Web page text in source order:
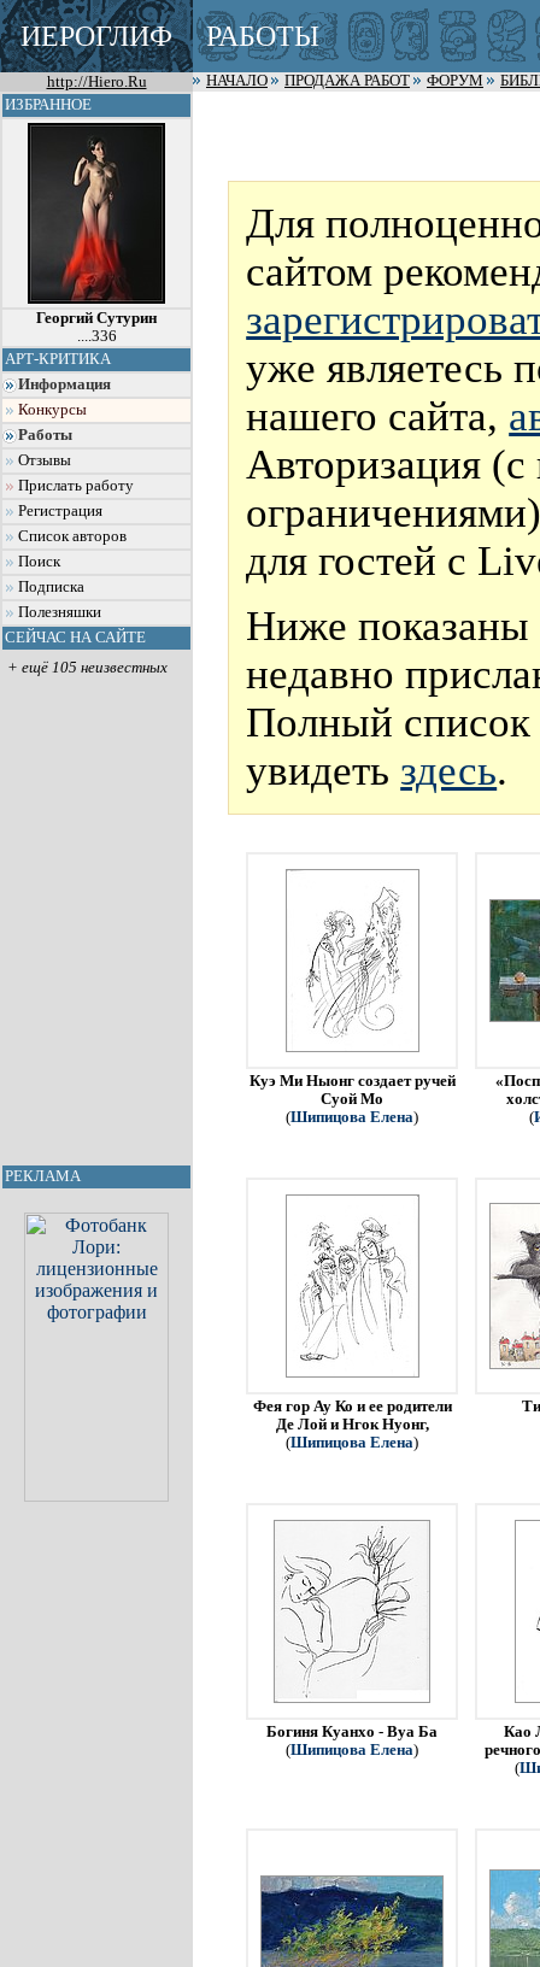
ИЕРОГЛИФ РАБОТЫ
http://Hiero.Ru НАЧАЛО ПРОДАЖА РАБОТ ФОРУМ
ИЗБРАННОЕ
Георгий Сутурин
....336
АРТ-КРИТИКА
Информация
Конкурсы
Работы
Отзывы
Прислать работу
Регистрация
Список авторов
Поиск
Подписка
Полезняшки
СЕЙЧАС НА САЙТЕ
+ ещё 105 неизвестных
РЕКЛАМА
Для
сайтом
уже являетесь
нашего сайта,
Авторизация
для гостей с
Ниже показаны
недавно
Полный
увидеть здесь.
Куэ Ми Ныонг создает ручей
Суой Мо
(Шипицова Елена)
(
Фея гор Ау Ко и ее родители
Де Лой и Нгок Нуонг,
(Шипицова Елена)
Богиня Куанхо - Вуа Ба
(Шипицова Елена)
Као
(